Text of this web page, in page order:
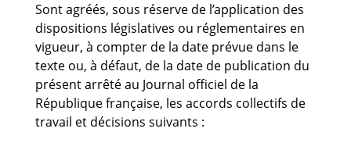
Actualités
ARSENE
Sont agréés, sous réserve de l’application des
dispositions législatives ou réglementaires en
vigueur, à compter de la date prévue dans le
texte ou, à défaut, de la date de publication du
présent arrêté au Journal officiel de la
République française, les accords collectifs de
travail et décisions suivants :